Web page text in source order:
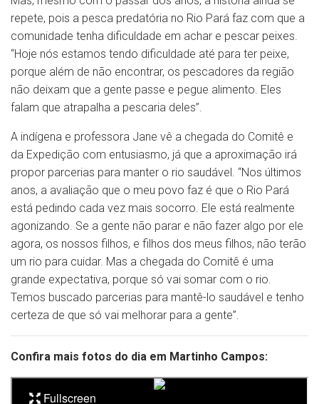
repete, pois a pesca predatória no Rio Pará faz com que a
comunidade tenha dificuldade em achar e pescar peixes.
“Hoje nós estamos tendo dificuldade até para ter peixe,
porque além de não encontrar, os pescadores da região
não deixam que a gente passe e pegue alimento. Eles
falam que atrapalha a pescaria deles”.
A indígena e professora Jane vê a chegada do Comitê e
da Expedição com entusiasmo, já que a aproximação irá
propor parcerias para manter o rio saudável. “Nos últimos
anos, a avaliação que o meu povo faz é que o Rio Pará
está pedindo cada vez mais socorro. Ele está realmente
agonizando. Se a gente não parar e não fazer algo por ele
agora, os nossos filhos, e filhos dos meus filhos, não terão
um rio para cuidar. Mas a chegada do Comitê é uma
grande expectativa, porque só vai somar com o rio.
Temos buscado parcerias para mantê-lo saudável e tenho
certeza de que só vai melhorar para a gente”.
Confira mais fotos do dia em Martinho Campos: